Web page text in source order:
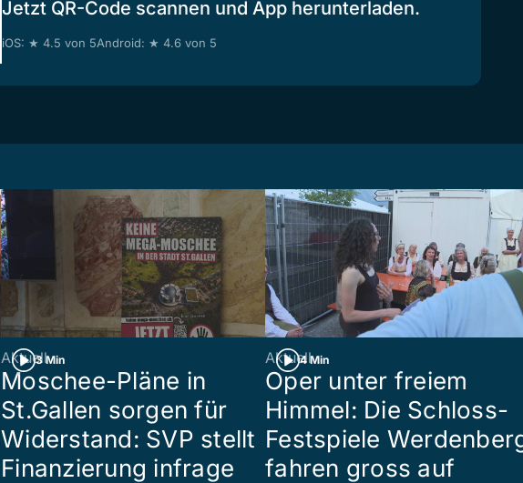
Jetzt QR-Code scannen und App herunterladen.
iOS: ★ 4.5 von 5Android: ★ 4.6 von 5
3 Min
Aktuell
Moschee-Pläne in
St.Gallen sorgen für
Widerstand: SVP stellt
Finanzierung infrage
4 Min
Aktuell
Oper unter freiem
Himmel: Die Schloss-
Festspiele
fahren gross auf